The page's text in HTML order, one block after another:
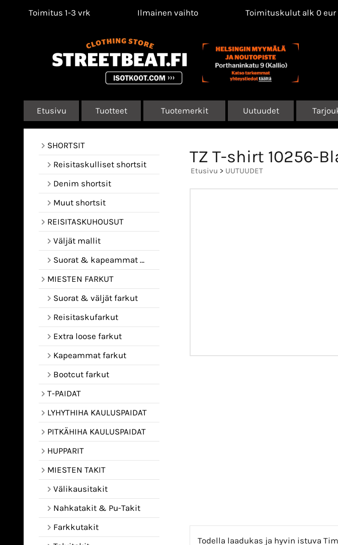
Toimitus 1-3 vrk Ilmainen vaihto Toimituskulut alk 0 eur
Etusivu Tuotteet Tuotemerkit Uutuudet
SHORTSIT
Reisitaskulliset shortsit
Denim shortsit
Muut shortsit
REISITASKUHOUSUT
Väljät mallit
Suorat & kapeammat mallit
MIESTEN FARKUT
Suorat & väljät farkut
Reisitaskufarkut
Extra loose farkut
Kapeammat farkut
Bootcut farkut
T-PAIDAT
LYHYTHIHA KAULUSPAIDAT
PITKÄHIHA KAULUSPAIDAT
HUPPARIT
MIESTEN TAKIT
Välikausitakit
Nahkatakit & Pu-Takit
Farkkutakit
TZ T-shirt 10256-
Etusivu > UUTUUDET
Todella laadukas ja hyvin istuva